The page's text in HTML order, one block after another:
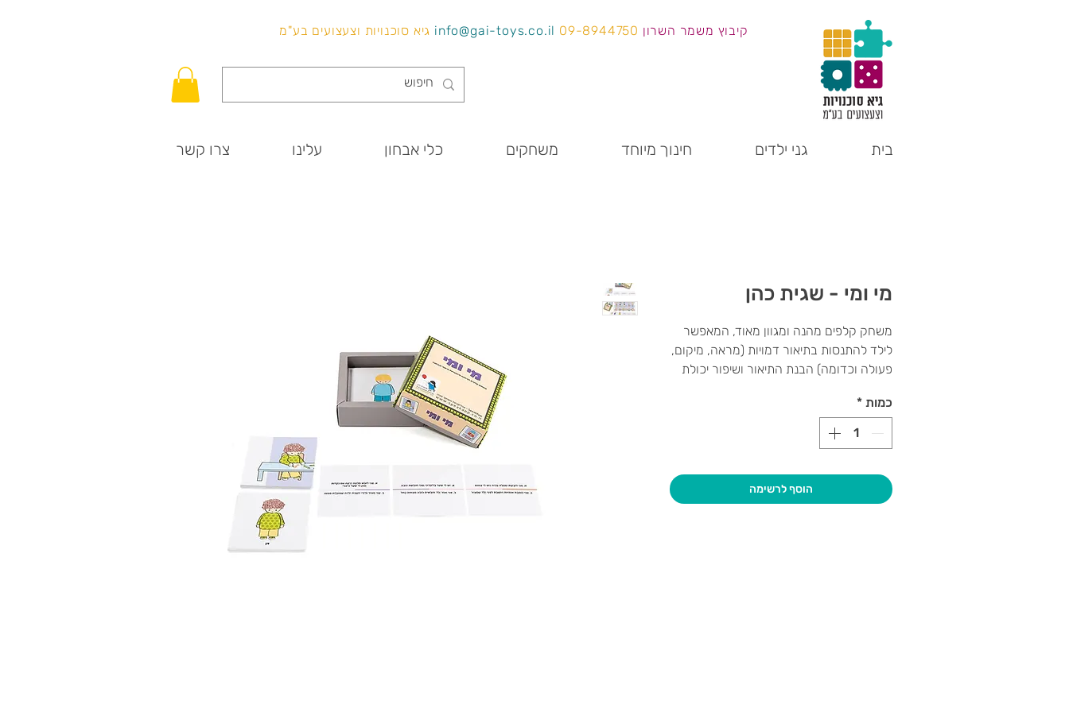
קיבוץ משמר השרון 09-8944750
info@gai-toys.co.il גיא סוכנויות וצעצועים בע"מ
בית גני ילדים חינוך מיוחד משחקים כלי אבחון עלינו צרו קשר
מי ומי - שגית כהן
משחק קלפים מהנה ומגוון מאוד, המאפשר
לילד להתנסות בתיאור דמויות (מראה, מיקום,
פעולה וכדומה) הבנת התיאור ושיפור יכולת
מיועד לגילאי 4 ומעלה.
כמות *
הוסף לרשימה